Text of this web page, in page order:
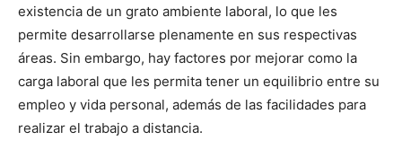
existencia de un grato ambiente laboral, lo que les
permite desarrollarse plenamente en sus respectivas
áreas. Sin embargo, hay factores por mejorar como la
carga laboral que les permita tener un equilibrio entre su
empleo y vida personal, además de las facilidades para
realizar el trabajo a distancia.